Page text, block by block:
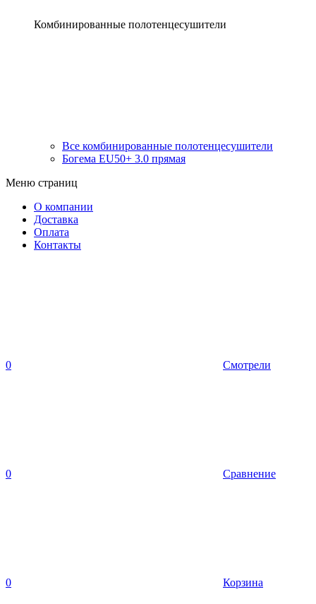
Комбинированные полотенцесушители
Все комбинированные полотенцесушители
Богема EU50+ 3.0 прямая
Меню страниц
О компании
Доставка
Оплата
Контакты
0 Смотрели
0 Сравнение
0 Корзина